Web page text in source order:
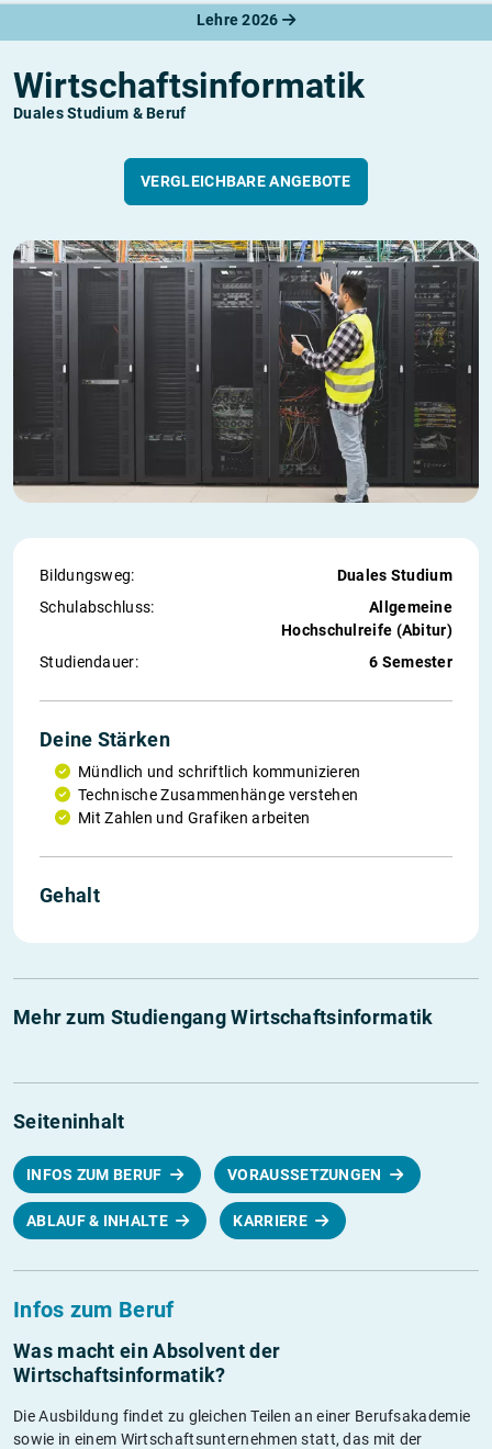
Lehre 2026
Wirtschaftsinformatik
Duales Studium & Beruf
VERGLEICHBARE ANGEBOTE
Bildungsweg:
Duales Studium
Schul­abschluss:
Allgemeine
Hochschulreife (Abitur)
Studiendauer:
6 Semester
Deine Stärken
Mündlich und schriftlich kommunizieren
Technische Zusammenhänge verstehen
Mit Zahlen und Grafiken arbeiten
Gehalt
Mehr zum Studiengang Wirtschaftsinformatik
Seiteninhalt
INFOS ZUM BERUF VORAUSSETZUNGEN
ABLAUF & INHALTE KARRIERE
Infos zum Beruf
Was macht ein Absolvent der
Wirtschaftsinformatik?
Die Ausbildung findet zu gleichen Teilen an einer Berufsakademie
sowie in einem Wirtschaftsunternehmen statt, das mit der